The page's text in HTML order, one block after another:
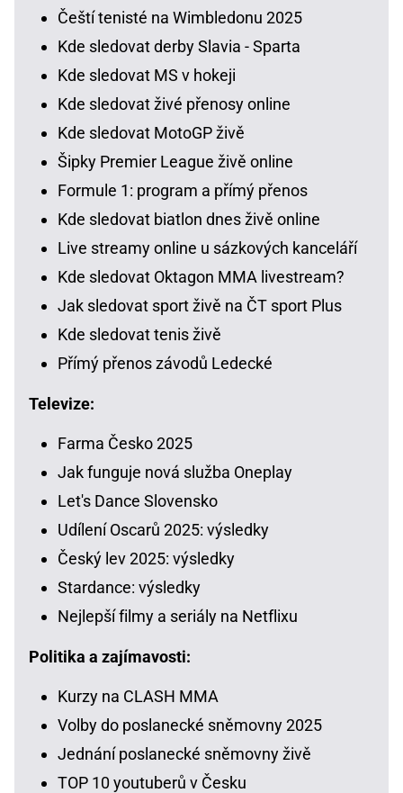
Čeští tenisté na Wimbledonu 2025
Kde sledovat derby Slavia - Sparta
Kde sledovat MS v hokeji
Kde sledovat živé přenosy online
Kde sledovat MotoGP živě
Šipky Premier League živě online
Formule 1: program a přímý přenos
Kde sledovat biatlon dnes živě online
Live streamy online u sázkových kanceláří
Kde sledovat Oktagon MMA livestream?
Jak sledovat sport živě na ČT sport Plus
Kde sledovat tenis živě
Přímý přenos závodů Ledecké
Televize:
Farma Česko 2025
Jak funguje nová služba Oneplay
Let's Dance Slovensko
Udílení Oscarů 2025: výsledky
Český lev 2025: výsledky
Stardance: výsledky
Nejlepší filmy a seriály na Netflixu
Politika a zajímavosti:
Kurzy na CLASH MMA
Volby do poslanecké sněmovny 2025
Jednání poslanecké sněmovny živě
TOP 10 youtuberů v Česku